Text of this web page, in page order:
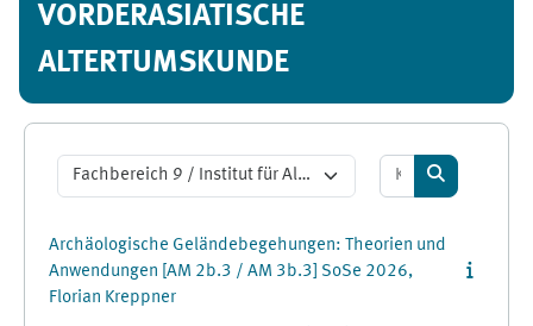
VORDERASIATISCHE
ALTERTUMSKUNDE
Kurse suchen
Kurse
Archäologische Geländebegehungen: Theorien und
Anwendungen [AM 2b.3 / AM 3b.3] SoSe 2026,
Florian Kreppner